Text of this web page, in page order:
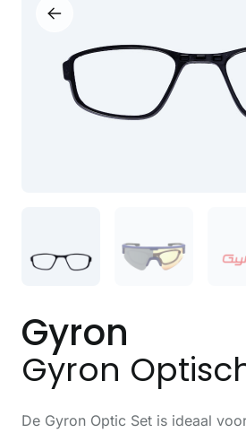
Gyron
Gyron
De Gyron Optic Set is ideaal